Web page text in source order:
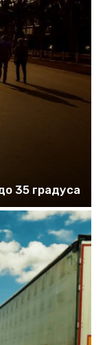
35 градуса